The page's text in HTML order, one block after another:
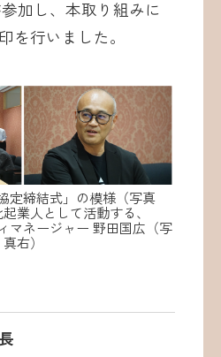
加し、本取り組みに
を行いました。
定締結式」の模様（写真
業人として活動する、
マネージャー 野田国広（写
真右）